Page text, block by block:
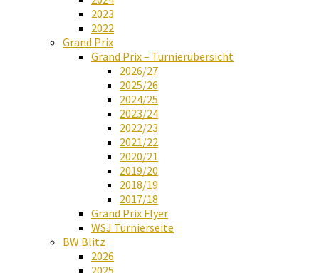
2023
2022
Grand Prix
Grand Prix – Turnierübersicht
2026/27
2025/26
2024/25
2023/24
2022/23
2021/22
2020/21
2019/20
2018/19
2017/18
Grand Prix Flyer
WSJ Turnierseite
BW Blitz
2026
2025